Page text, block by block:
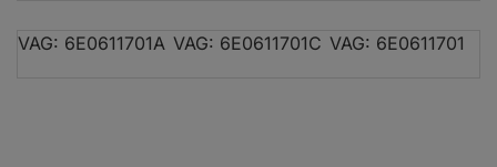
VAG: 6E0611701A VAG: 6E0611701C VAG: 6E0611701